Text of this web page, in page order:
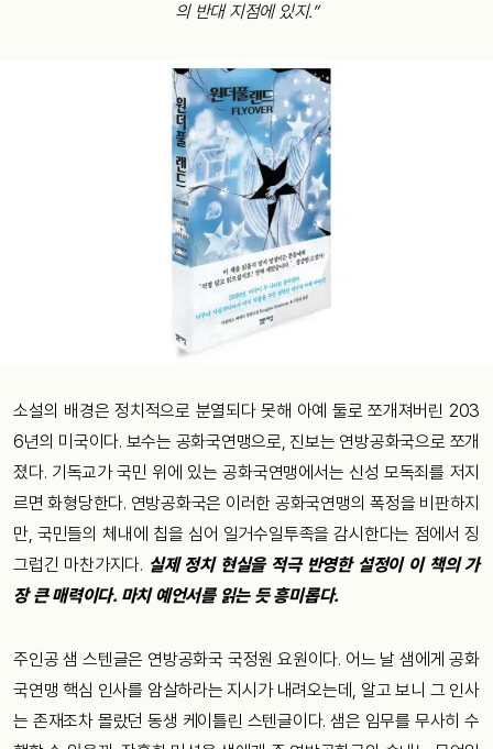
의 반대 지점에 있지.”
소설의 배경은 정치적으로 분열되다 못해 아예 둘로 쪼개져버린 203
6년의 미국이다. 보수는 공화국연맹으로, 진보는 연방공화국으로 쪼개
졌다. 기독교가 국민 위에 있는 공화국연맹에서는 신성 모독죄를 저지
르면 화형당한다. 연방공화국은 이러한 공화국연맹의 폭정을 비판하지
만, 국민들의 체내에 칩을 심어 일거수일투족을 감시한다는 점에서 징
그럽긴 마찬가지다. 실제 정치 현실을 적극 반영한 설정이 이 책의 가
장 큰 매력이다. 마치 예언서를 읽는 듯 흥미롭다.
주인공 샘 스텐글은 연방공화국 국정원 요원이다. 어느 날 샘에게 공화
국연맹 핵심 인사를 암살하라는 지시가 내려오는데, 알고 보니 그 인사
는 존재조차 몰랐던 동생 케이틀린 스텐글이다. 샘은 임무를 무사히 수